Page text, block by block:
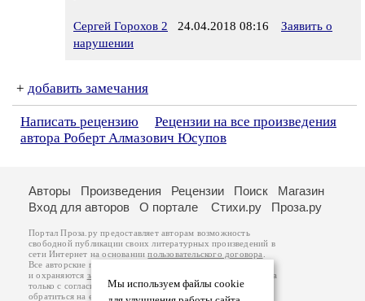
Сергей Горохов 2 24.04.2018 08:16
Заявить о
нарушении
+ добавить замечания
Написать рецензию
Рецензии на все произведения
автора Роберт Алмазович Юсупов
Мы используем файлы cookie
Авторы Произведения Рецензии Поиск
Магазин
Вход для авторов
О портале Стихи.ру Проза.ру
Портал Проза.ру предоставляет авторам возможность
свободной публикации своих литературных произведений в
сети Интернет на основаниипользовательского договора
Все авторские права на произведения принадлежат авторам
и охраняются законом
. Перепечатка произведений возможна
только с согласия его автора, к которому вы можете
обратиться на его авторской странице. Ответственность за